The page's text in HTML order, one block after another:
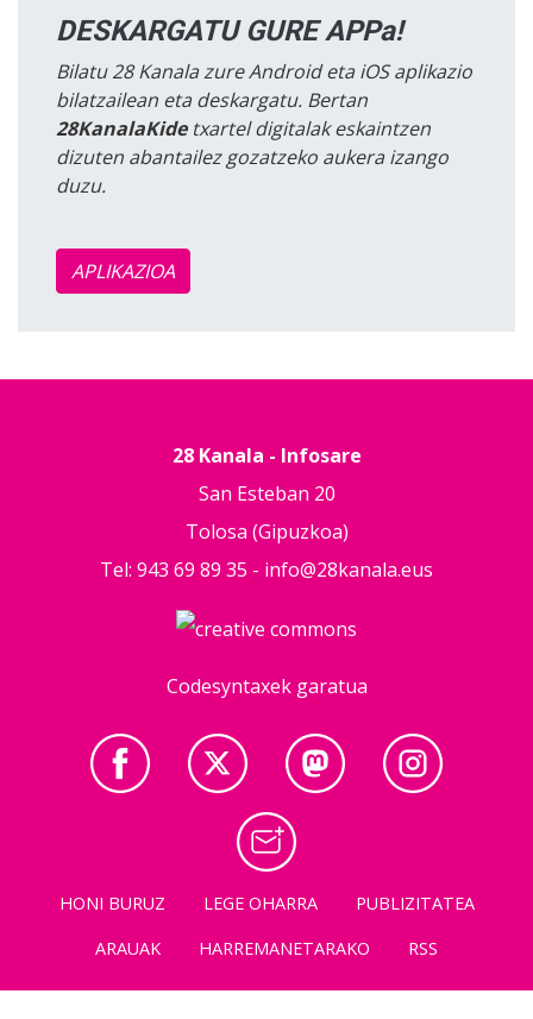
DESKARGATU GURE APPa!
Bilatu 28 Kanala zure Android eta iOS aplikazio
bilatzailean eta deskargatu. Bertan
28KanalaKidetxartel digitalak eskaintzen
dizuten abantailez gozatzeko aukera izango
duzu.
APLIKAZIOA
28 Kanala - Infosare
San Esteban 20
Tolosa (Gipuzkoa)
Tel: 943 69 89 35 - info@28kanala.eus
Codesyntaxek garatua
HONI BURUZ LEGE OHARRA
PUBLIZITATEA
ARAUAK
HARREMANETARAKO RSS